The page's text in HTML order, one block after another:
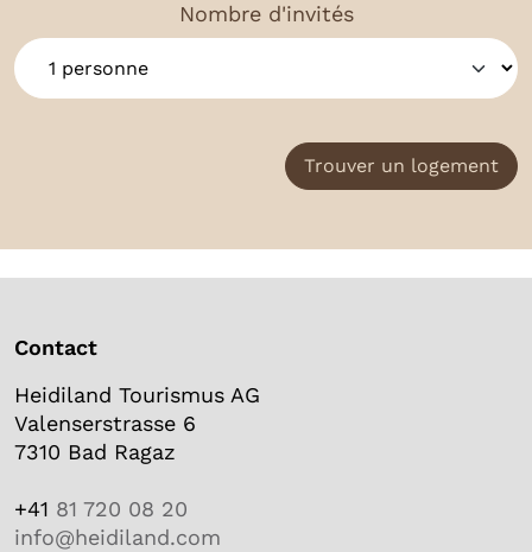
Nombre d'invités
Trouver un logement
Contact
Heidiland Tourismus AG
Valenserstrasse 6
7310 Bad Ragaz
+41 81 720 08 20
info@heidiland.com